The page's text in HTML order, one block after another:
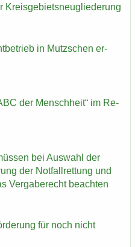
Kreis­ge­biets­neu­glie­de­rung
in Mutz­schen er­
der Mensch­heit“ im Re­
bei Aus­wahl der
der Not­fall­ret­tung und
Ver­ga­be­recht be­ach­ten
für noch nicht